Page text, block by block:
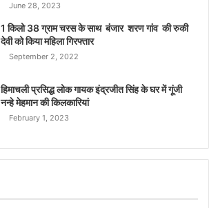
June 28, 2023
1 किलो 38 ग्राम चरस के साथ बंजार शरण गांव की रुकी
देवी को किया महिला गिरफ्तार
September 2, 2022
हिमाचली प्रसिद्ध लोक गायक इंद्रजीत सिंह के घर में गूंजी
नन्हे मेहमान की किलकारियां
February 1, 2023